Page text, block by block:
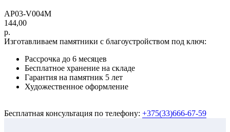
AP03-V004M
144,00
р.
Изготавливаем памятники с благоустройством под ключ:
Рассрочка до 6 месяцев
Бесплатное хранение на складе
Гарантия на памятник 5 лет
Художественное оформление
Бесплатная консультация по телефону: +375(33)666-67-59